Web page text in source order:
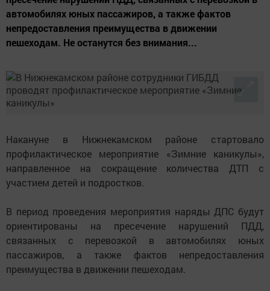
автомобилях юных пассажиров, а также фактов
непредоставления преимущества в движении
пешеходам. Не останутся без внимания...
Накануне в Нижнекамском районе стартовало
профилактическое мероприятие «Зимние каникулы»,
направленное на сокращение количества ДТП с
участием детей и подростков.
В период проведения мероприятия наряды ДПС будут
ориентированы на пресечение нарушений ПДД,
связанных с перевозкой в автомобилях юных
пассажиров, а также фактов непредоставления
преимущества в движении пешеходам.